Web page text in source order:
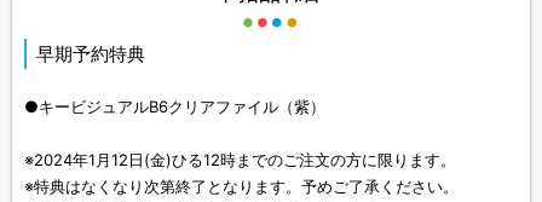
早期予約特典
●キービジュアルB6クリアファイル（紫）
※2024年1月12日(金)ひる12時までのご注文の方に限ります。
※特典はなくなり次第終了となります。予めご了承ください。